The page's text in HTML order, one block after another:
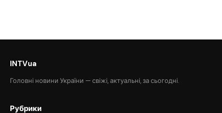
INTVua
Головні новини України — свіжі, актуальні, за сьогодні.
Рубрики